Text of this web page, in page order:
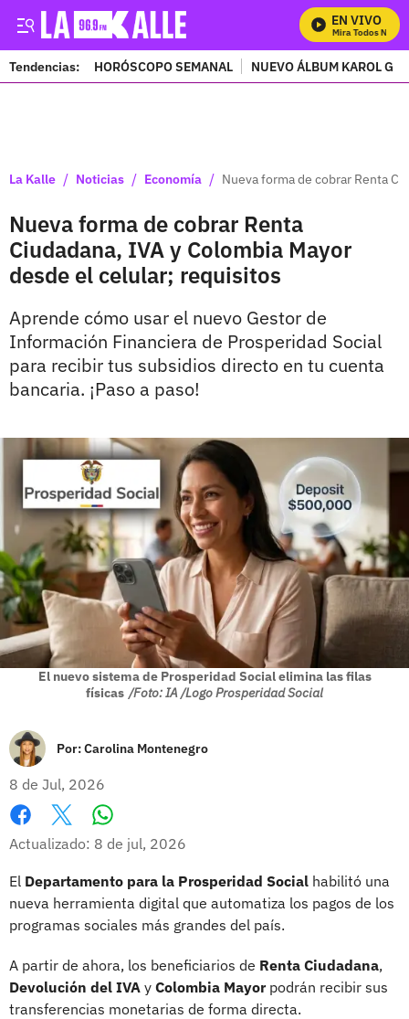
EN VIVO
Mira Todos
Tendencias: HORÓSCOPO SEMANAL NUEVO ÁLBUM KAROL G
La Kalle / Noticias / Economía / Nueva forma de cobrar Renta
Nueva forma de cobrar Renta
Ciudadana, IVA y Colombia Mayor
desde el celular; requisitos
Aprende cómo usar el nuevo Gestor de
Información Financiera de Prosperidad Social
para recibir tus subsidios directo en tu cuenta
bancaria. ¡Paso a paso!
El nuevo sistema de Prosperidad Social elimina las filas
físicas /Foto: IA /Logo Prosperidad Social
Por:Carolina Montenegro
8 de Jul, 2026
Facebook
X
Actualizado: 8 de jul, 2026
El Departamento para la Prosperidad Social habilitó una
nueva herramienta digital que automatiza los pagos de los
programas sociales más grandes del país.
A partir de ahora, los beneficiarios de Renta Ciudadana,
Devolución del IVA y Colombia Mayorpodrán recibir sus
transferencias monetarias de forma directa.